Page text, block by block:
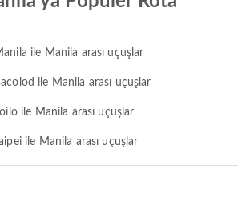
ile Manila arası uçuşlar
ile Manila arası uçuşlar
Iloilo ile Manila arası uçuşlar
ile Manila arası uçuşlar